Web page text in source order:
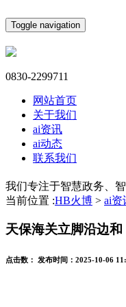
Toggle navigation
0830-2299711
网站首页
关于我们
ai资讯
ai动态
联系我们
我们专注于智慧政务、
当前位置 :HB火博 > ai资
天保海关立脚沿边和
点击数： 发布时间： 2025-10-06